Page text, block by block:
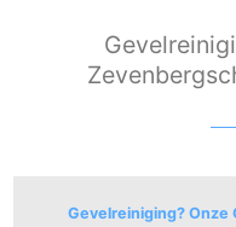
Gevelreiniging? Onze